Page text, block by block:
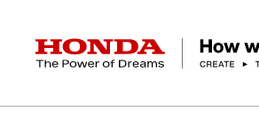
HONDA The Power of Dreams